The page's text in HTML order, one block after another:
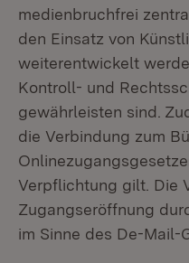
medienbruchfrei
den Einsatz von
weiterentwickelt
Kontroll- und
gewährleisten sind.
die Verbindung zum
Verpflichtung gilt. Die
Zugangseröffnung
im Sinne des De-Mail-